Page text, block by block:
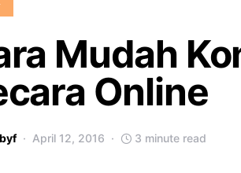
Mudah
Online
April 12, 2016 3 minute read